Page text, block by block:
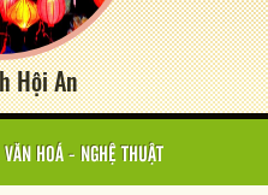
Hội An
VĂN HOÁ - NGHỆ THUẬT